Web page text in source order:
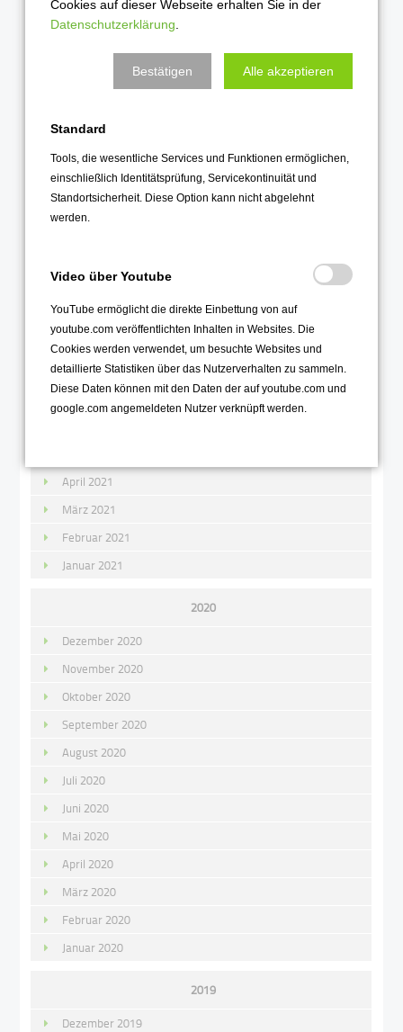
März 2022
Februar 2022
Januar 2022
November 2021
Oktober 2021
September 2021
August 2021
Juli 2021
April 2021
März 2021
Februar 2021
Januar 2021
2020
Dezember 2020
November 2020
Oktober 2020
September 2020
August 2020
Juli 2020
Juni 2020
Mai 2020
April 2020
März 2020
Februar 2020
Januar 2020
2019
Dezember 2019
Cookies auf dieser Webseite erhalten Sie in der
Datenschutzerklärung
Bestätigen Alle akzeptieren
Standard
Tools, die wesentliche Services und Funktionen ermöglichen,
einschließlich Identitätsprüfung, Servicekontinuität und
Standortsicherheit. Diese Option kann nicht abgelehnt
werden.
Video über Youtube
YouTube ermöglicht die direkte Einbettung von auf
youtube.com veröffentlichten Inhalten in Websites. Die
Cookies werden verwendet, um besuchte Websites und
detaillierte Statistiken über das Nutzerverhalten zu sammeln.
Diese Daten können mit den Daten der auf youtube.com und
google.com angemeldeten Nutzer verknüpft werden.